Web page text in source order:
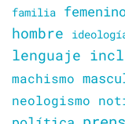
familia
hombre
lenguaje
machismo
neologismo